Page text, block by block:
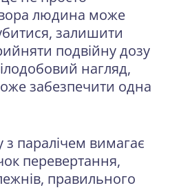
людина може
залишити
подвійну дозу
нагляд,
забезпечити одна
з паралічем вимагає
перевертання,
правильного